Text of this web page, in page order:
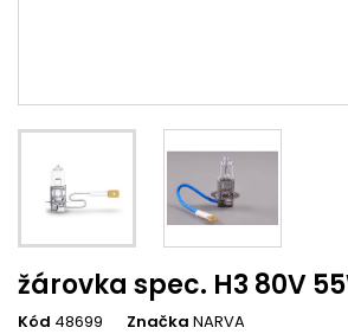
žárovka spec. H3 80V
Kód 48699 Značka NARVA